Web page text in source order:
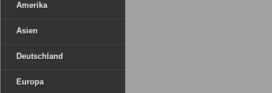
Amerika
Asien
Deutschland
Europa